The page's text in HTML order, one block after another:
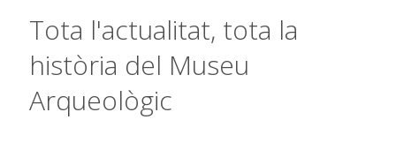
Tota l'actualitat, tota la
història del Museu
Arqueològic